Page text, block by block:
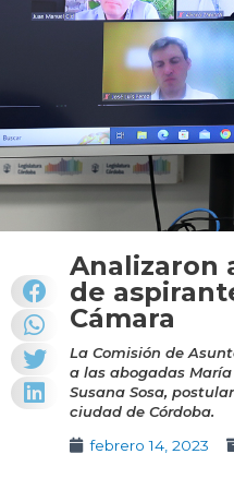
Analizaron
de
Cámara
La Comisión de
a las abogadas
Susana Sosa,
ciudad de Córdoba.
febrero 14, 2023